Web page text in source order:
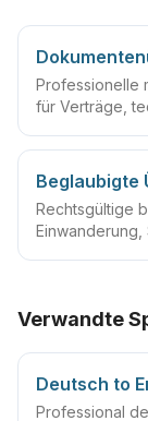
Professionelle
für Verträge,
Beglaubigte
Rechtsgültige
Einwanderung,
Verwandte
Deutsch to
Professional